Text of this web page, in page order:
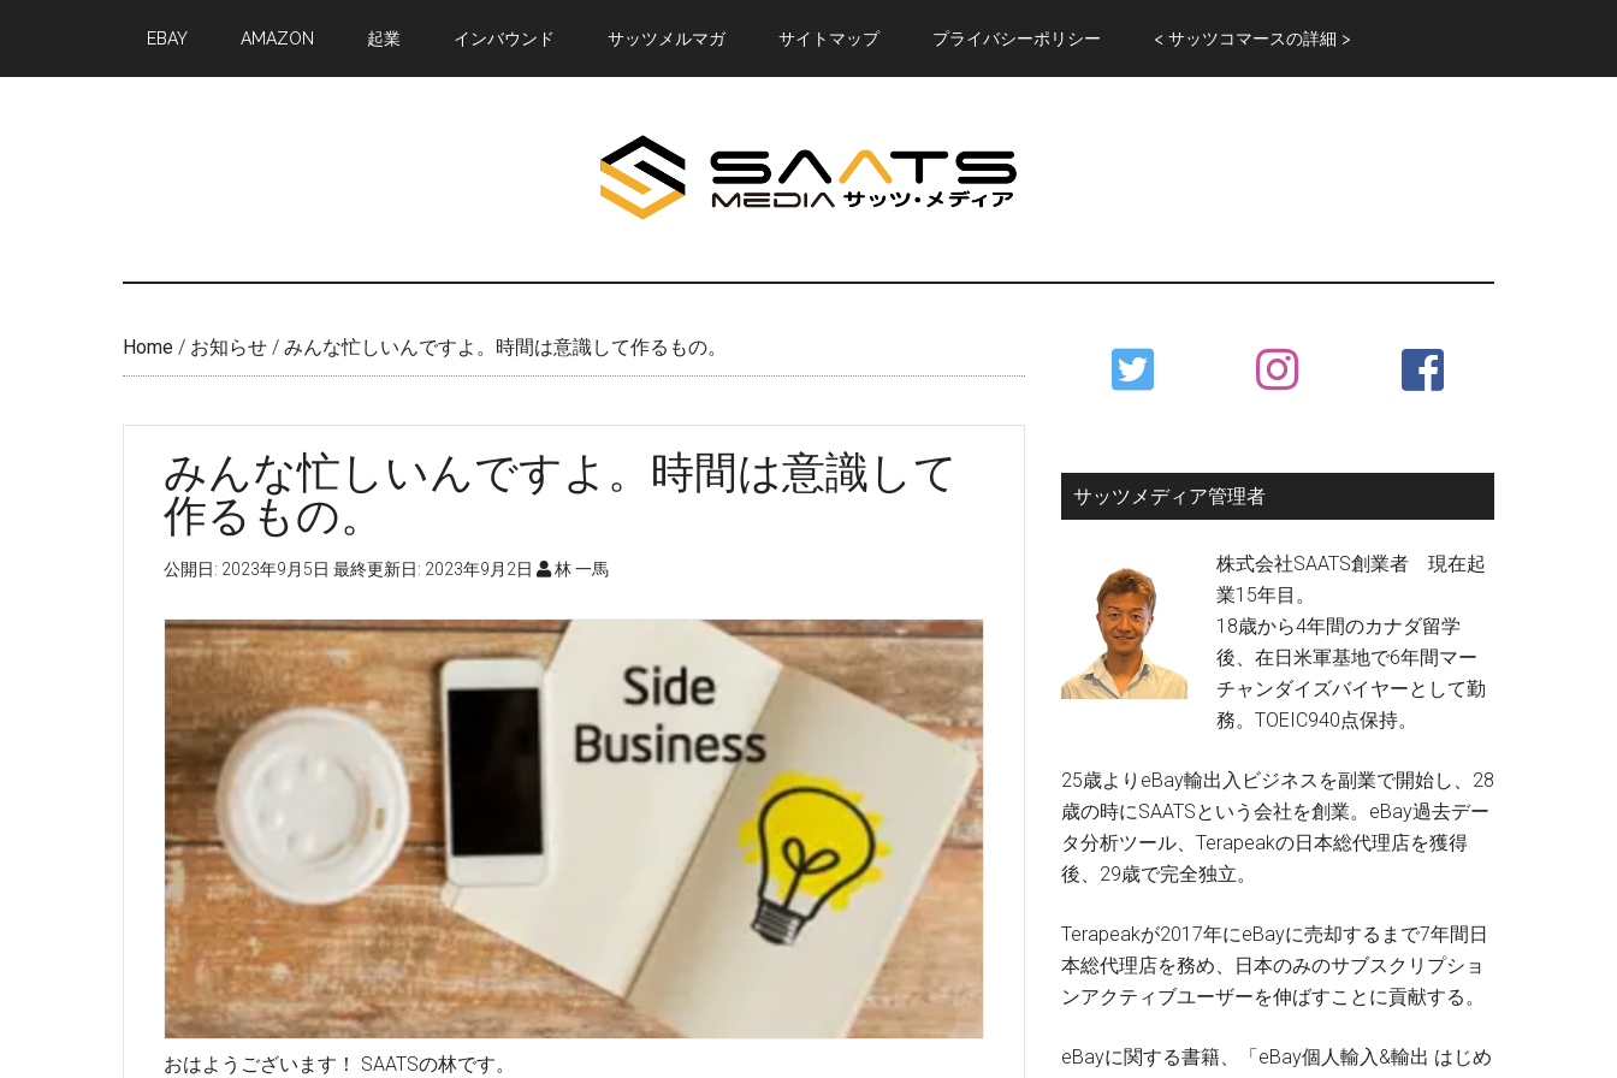
main
primary
EBAY AMAZON 起業 インバウンド サッツメルマガ サイトマップ プライバシーポリシー < サッツコマースの詳細 >
Home / お知らせ / みんな忙しいんですよ。時間は意識して作るもの。
みんな忙しいんですよ。時間は意識して
作るもの。
公開日: 2023年9月5日 最終更新日: 2023年9月2日 林 一馬
おはようございます！ SAATSの林です。
Primary
Sidebar
サッツメディア管理者
株式会社SAATS創業者 現在起
業15年目。
18歳から4年間のカナダ留学
後、在日米軍基地で6年間マー
チャンダイズバイヤーとして勤
務。TOEIC940点保持。
25歳よりeBay輸出入ビジネスを副業で開始し、28
歳の時にSAATSという会社を創業。eBay過去デー
タ分析ツール、Terapeakの日本総代理店を獲得
後、29歳で完全独立。
Terapeakが2017年にeBayに売却するまで7年間日
本総代理店を務め、日本のみのサブスクリプショ
ンアクティブユーザーを伸ばすことに貢献する。
eBayに関する書籍、「eBay個人輸入&輸出 はじめ